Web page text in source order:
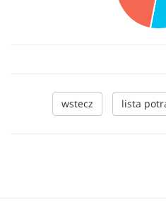
wstecz lista